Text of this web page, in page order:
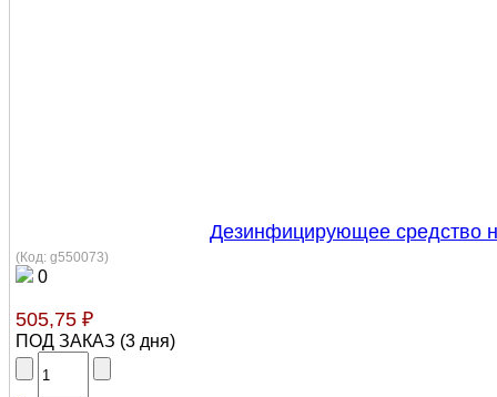
Дезинфицирующее средство
(Код: g550073)
0
505,75 ₽
ПОД ЗАКАЗ (3 дня)